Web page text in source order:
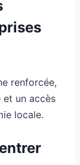
renforcée,
un accès
locale.